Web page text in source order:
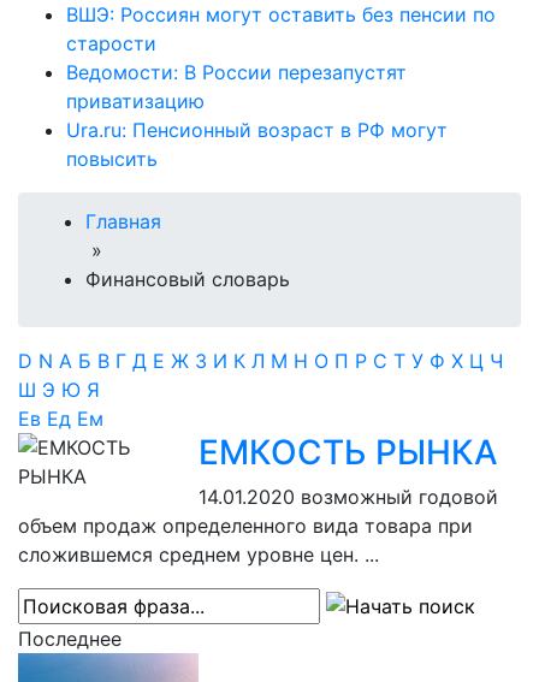
ВШЭ: Россиян могут оставить без пенсии по
старости
Ведомости: В России перезапустят
приватизацию
Ura.ru: Пенсионный возраст в РФ могут
повысить
Главная
»
Финансовый словарь
D N А Б В Г Д Е Ж З И К Л М Н О П Р С Т У Ф Х Ц Ч
Ш Э Ю Я
Ев Ед Ем
ЕМКОСТЬ РЫНКА
14.01.2020 возможный годовой
объем продаж определенного вида товара при
сложившемся среднем уровне цен. ...
Последнее